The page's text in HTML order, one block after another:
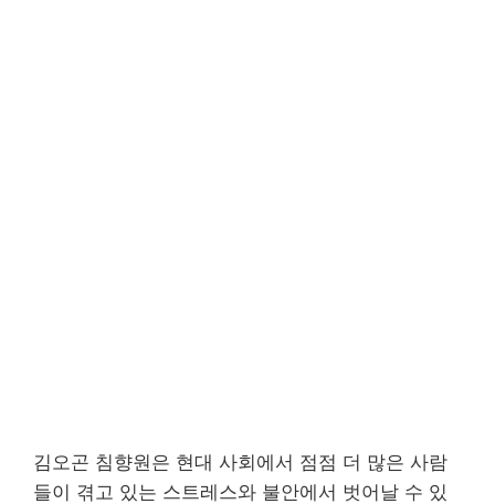
김오곤 침향원은 현대 사회에서 점점 더 많은 사람
들이 겪고 있는 스트레스와 불안에서 벗어날 수 있